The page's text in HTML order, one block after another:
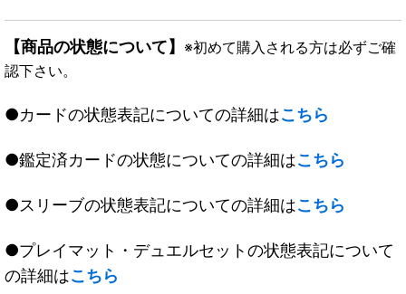
【商品の状態について】 ※初めて購入される方は必ずご確
認下さい。
●カードの状態表記についての詳細はこちら
●鑑定済カードの状態についての詳細はこちら
●スリーブの状態表記についての詳細はこちら
●プレイマット・デュエルセットの状態表記について
の詳細はこちら